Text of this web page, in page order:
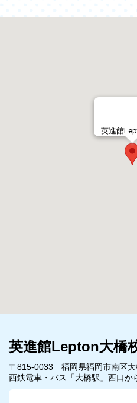
英進館
英進館Lepton大橋
〒815-0033 福岡県福岡市南区
西鉄電車・バス「大橋駅」西口か